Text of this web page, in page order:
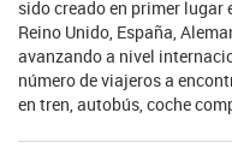
sido creado en primer lugar
Reino Unido, España,
avanzando a nivel
número de viajeros a
en tren, autobús, coche